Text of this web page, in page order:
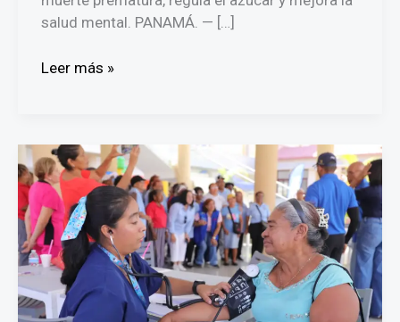
salud mental. PANAMÁ. — […]
El
Pequeños
pasos
diarios
para
combatir
la
crisis
de
Leer más »